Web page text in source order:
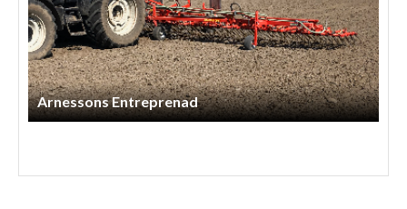
Arnessons Entreprenad